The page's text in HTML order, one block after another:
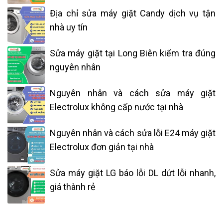
Địa chỉ sửa máy giặt Candy dịch vụ tận
nhà uy tín
Sửa máy giặt tại Long Biên kiểm tra đúng
nguyên nhân
Nguyên nhân và cách sửa máy giặt
Electrolux không cấp nước tại nhà
Nguyên nhân và cách sửa lỗi E24 máy giặt
Electrolux đơn giản tại nhà
Sửa máy giặt LG báo lỗi DL dứt lỗi nhanh,
giá thành rẻ